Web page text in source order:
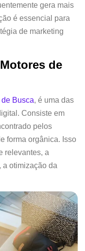
gera mais
é essencial para
de marketing
de
Busca, é uma das
Consiste em
pelos
forma orgânica. Isso
relevantes, a
a otimização da